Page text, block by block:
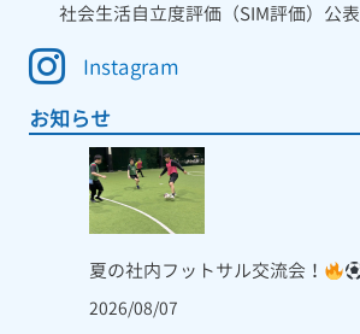
社会生活自立度評価（SIM評価）公表
Instagram
お知らせ
夏の社内フットサル交流会！
2026/08/07